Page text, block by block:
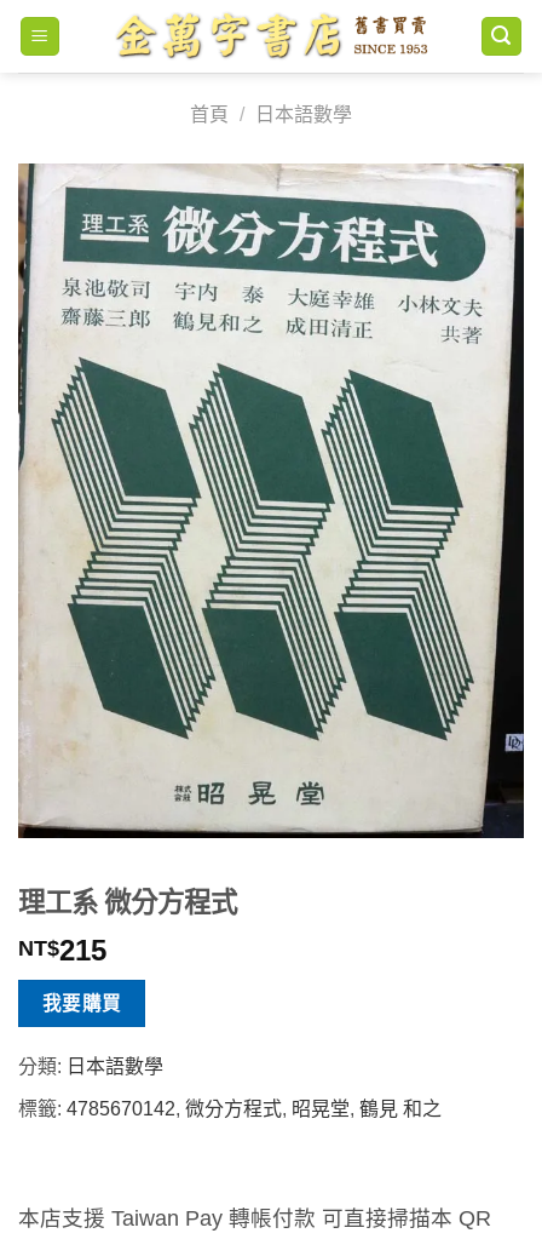
Skip
content
首頁
/ 日本語數學
理工系 微分方程式
NT$215
我要購買
分類: 日本語數學
標籤: 4785670142, 微分方程式, 昭晃堂, 鶴見 和之
本店支援 Taiwan Pay 轉帳付款 可直接掃描本 QR